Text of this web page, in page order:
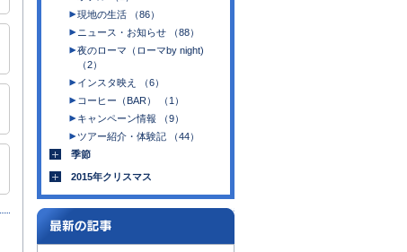
現地の生活 （86）
ニュース・お知らせ （88）
夜のローマ（ローマby night)
（2）
インスタ映え （6）
コーヒー（BAR） （1）
キャンペーン情報 （9）
ツアー紹介・体験記 （44）
季節
2015年クリスマス